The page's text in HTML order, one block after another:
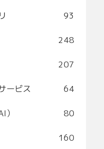
93
248
207
ービス 64
80
160